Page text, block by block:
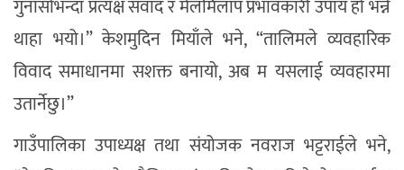
गुनासोभन्दा प्रत्यक्ष संवाद र मेलमिलाप प्रभावकारी उपाय हो भन्ने
थाहा भयो।” केशमुदिन मियाँले भने, “तालिमले व्यवहारिक
विवाद समाधानमा सशक्त बनायो, अब म यसलाई व्यवहारमा
उतार्नेछु।”
गाउँपालिका उपाध्यक्ष तथा संयोजक नवराज भट्टराईले भने,